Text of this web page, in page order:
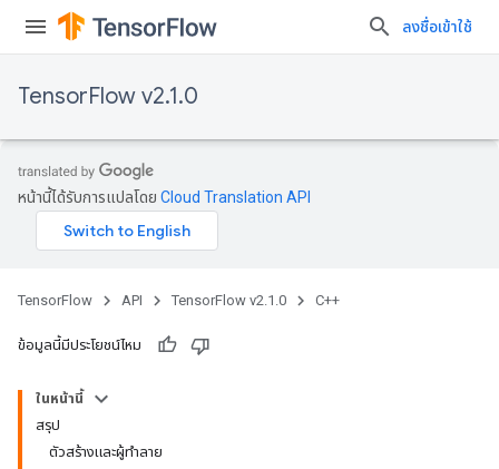
ลงชื่อเข้าใช้
TensorFlow v2.1.0
หน้านี้ได้รับการแปลโดย Cloud Translation API
TensorFlow API TensorFlow v2.1.0 C++
ข้อมูลนี้มีประโยชน์ไหม
ในหน้านี้
สรุป
ตัวสร้างและผู้ทำลาย